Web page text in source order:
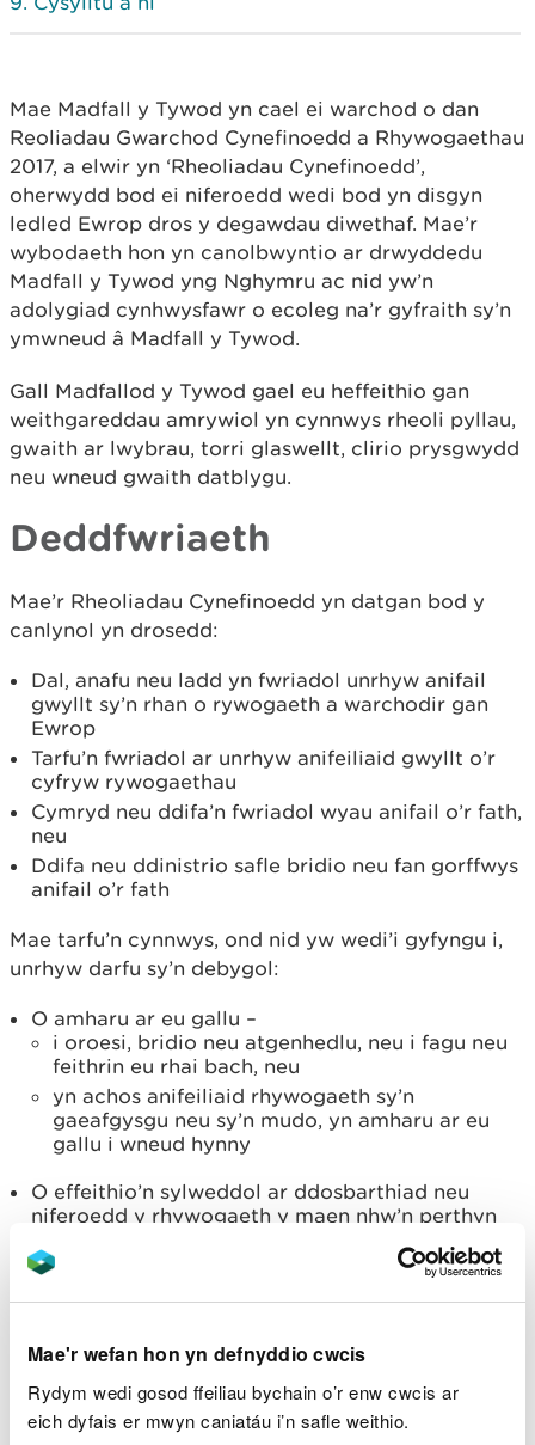
Mae'r wefan hon yn defnyddio cwcis
Rydym wedi gosod ffeiliau bychain o’r enw cwcis ar
eich dyfais er mwyn caniatáu i’n safle weithio.
Mae Madfall y Tywod yn cael ei warchod o dan
Reoliadau Gwarchod Cynefinoedd a Rhywogaethau
2017, a elwir yn ‘Rheoliadau Cynefinoedd’,
oherwydd bod ei niferoedd wedi bod yn disgyn
ledled Ewrop dros y degawdau diwethaf. Mae’r
wybodaeth hon yn canolbwyntio ar drwyddedu
Madfall y Tywod yng Nghymru ac nid yw’n
adolygiad cynhwysfawr o ecoleg na’r gyfraith sy’n
ymwneud â Madfall y Tywod.
Gall Madfallod y Tywod gael eu heffeithio gan
weithgareddau amrywiol yn cynnwys rheoli pyllau,
gwaith ar lwybrau, torri glaswellt, clirio prysgwydd
neu wneud gwaith datblygu.
Deddfwriaeth
Mae’r Rheoliadau Cynefinoedd yn datgan bod y
canlynol yn drosedd:
Dal, anafu neu ladd yn fwriadol unrhyw anifail
gwyllt sy’n rhan o rywogaeth a warchodir gan
Ewrop
Tarfu’n fwriadol ar unrhyw anifeiliaid gwyllt o’r
cyfryw rywogaethau
Cymryd neu ddifa’n fwriadol wyau anifail o’r fath,
neu
Ddifa neu ddinistrio safle bridio neu fan gorffwys
anifail o’r fath
Mae tarfu’n cynnwys, ond nid yw wedi’i gyfyngu i,
unrhyw darfu sy’n debygol:
O amharu ar eu gallu –
i oroesi, bridio neu atgenhedlu, neu i fagu neu
feithrin eu rhai bach, neu
yn achos anifeiliaid rhywogaeth sy’n
gaeafgysgu neu sy’n mudo, yn amharu ar eu
gallu i wneud hynny
O effeithio’n sylweddol ar ddosbarthiad neu
niferoedd y rhywogaeth y maen nhw’n perthyn
sy’n gysylltiedig â tharfu, difa a dinistrio safleoedd
Mae yna droseddau eraill yn ymwneud â